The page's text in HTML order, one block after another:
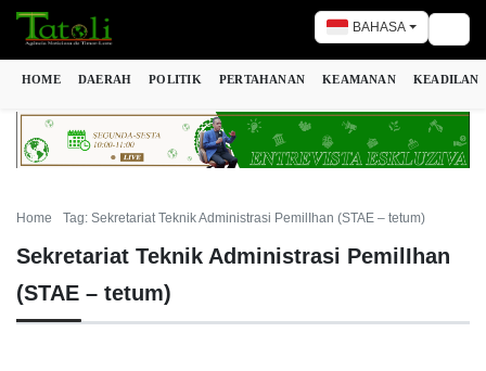
BAHASA
HOME DAERAH POLITIK PERTAHANAN KEAMANAN KEADILAN
Home Tag: Sekretariat Teknik Administrasi PemilIhan (STAE – tetum)
Sekretariat Teknik Administrasi PemilIhan
(STAE – tetum)